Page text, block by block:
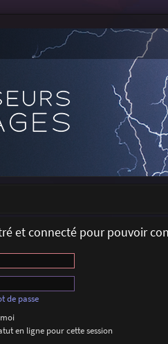
et connecté pour pouvoir
de passe
en ligne pour cette session